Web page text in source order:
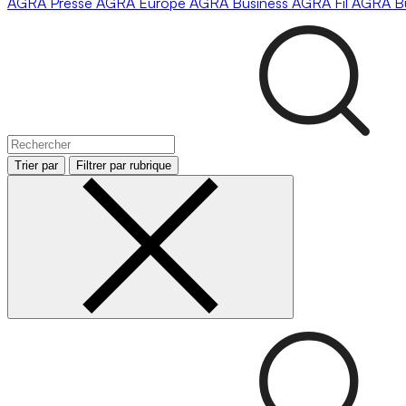
Trier par Filtrer par rubrique